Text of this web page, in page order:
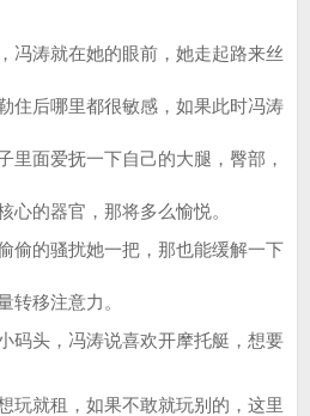
涛就在她的眼前，她走起路来丝
住后哪里都很敏感，如果此时冯涛
里面爱抚一下自己的大腿，臀部，
心的器官，那将多么愉悦。
的骚扰她一把，那也能缓解一下
转移注意力。
头，冯涛说喜欢开摩托艇，想要
就租，如果不敢就玩别的，这里